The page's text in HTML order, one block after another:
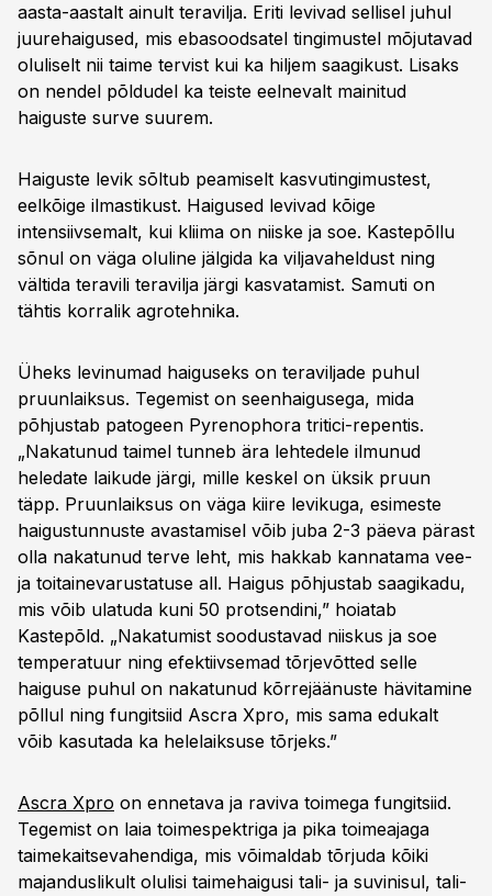
aasta-aastalt ainult teravilja. Eriti levivad sellisel juhul
juurehaigused, mis ebasoodsatel tingimustel mõjutavad
oluliselt nii taime tervist kui ka hiljem saagikust. Lisaks
on nendel põldudel ka teiste eelnevalt mainitud
haiguste surve suurem.
Haiguste levik sõltub peamiselt kasvutingimustest,
eelkõige ilmastikust. Haigused levivad kõige
intensiivsemalt, kui kliima on niiske ja soe. Kastepõllu
sõnul on väga oluline jälgida ka viljavaheldust ning
vältida teravili teravilja järgi kasvatamist. Samuti on
tähtis korralik agrotehnika.
Üheks levinumad haiguseks on teraviljade puhul
pruunlaiksus. Tegemist on seenhaigusega, mida
põhjustab patogeen Pyrenophora tritici-repentis.
„Nakatunud taimel tunneb ära lehtedele ilmunud
heledate laikude järgi, mille keskel on üksik pruun
täpp. Pruunlaiksus on väga kiire levikuga, esimeste
haigustunnuste avastamisel võib juba 2-3 päeva pärast
olla nakatunud terve leht, mis hakkab kannatama vee-
ja toitainevarustatuse all. Haigus põhjustab saagikadu,
mis võib ulatuda kuni 50 protsendini,” hoiatab
Kastepõld. „Nakatumist soodustavad niiskus ja soe
temperatuur ning efektiivsemad tõrjevõtted selle
haiguse puhul on nakatunud kõrrejäänuste hävitamine
põllul ning fungitsiid Ascra Xpro, mis sama edukalt
võib kasutada ka helelaiksuse tõrjeks.”
Ascra Xpro on ennetava ja raviva toimega fungitsiid.
Tegemist on laia toimespektriga ja pika toimeajaga
taimekaitsevahendiga, mis võimaldab tõrjuda kõiki
majanduslikult olulisi taimehaigusi tali- ja suvinisul, tali-